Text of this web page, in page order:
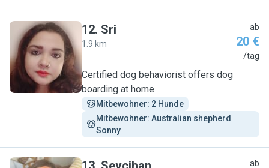
S
12. Sri
1.9 km
ab
20 €
/tag
Certified dog behaviorist offers dog
boarding at home
Mitbewohner: 2 Hunde
Mitbewohner: Australian shepherd
Sonny
ab